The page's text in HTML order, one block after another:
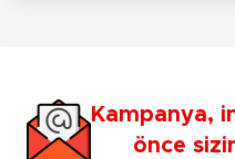
Kampanya,
önce